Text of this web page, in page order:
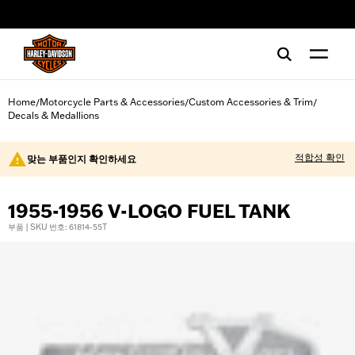
Home/Motorcycle Parts & Accessories/Custom Accessories & Trim/
Decals & Medallions
맞는 부품인지 확인하세요 적합성 확인
1955-1956 V-LOGO FUEL TANK
부품 | SKU 번호: 61814-55T